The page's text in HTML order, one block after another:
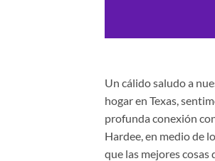
Un cálido saludo a
hogar en Texas,
profunda conexión
Hardee, en medio de
que las mejores cosas